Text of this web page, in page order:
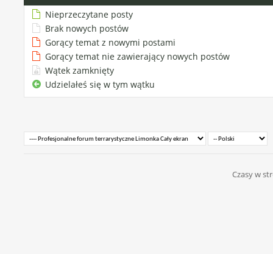
Nieprzeczytane posty
Brak nowych postów
Gorący temat z nowymi postami
Gorący temat nie zawierający nowych postów
Wątek zamknięty
Udzielałeś się w tym wątku
Czasy w